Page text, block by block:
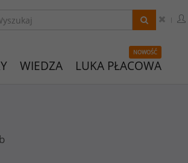
WIEDZA
NOWOŚĆ
LUKA PŁACOWA